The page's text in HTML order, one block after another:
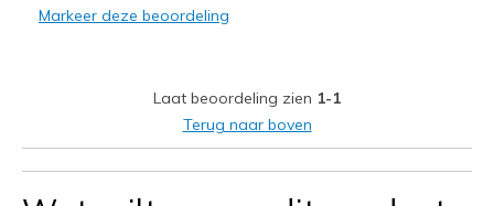
Going Out
Travel
Markeer deze beoordeling
Laat beoordeling zien 1-1
Terug naar boven